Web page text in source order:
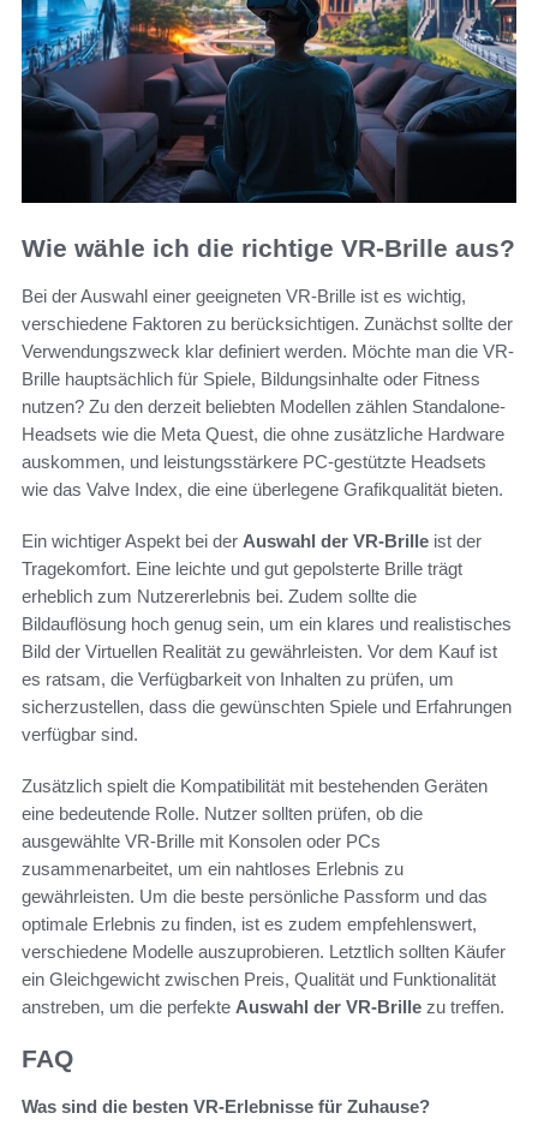
Wie wähle ich die richtige VR-Brille aus?
Bei der Auswahl einer geeigneten VR-Brille ist es wichtig,
verschiedene Faktoren zu berücksichtigen. Zunächst sollte der
Verwendungszweck klar definiert werden. Möchte man die VR-
Brille hauptsächlich für Spiele, Bildungsinhalte oder Fitness
nutzen? Zu den derzeit beliebten Modellen zählen Standalone-
Headsets wie die Meta Quest, die ohne zusätzliche Hardware
auskommen, und leistungsstärkere PC-gestützte Headsets
wie das Valve Index, die eine überlegene Grafikqualität bieten.
Ein wichtiger Aspekt bei der Auswahl der VR-Brille ist der
Tragekomfort. Eine leichte und gut gepolsterte Brille trägt
erheblich zum Nutzererlebnis bei. Zudem sollte die
Bildauflösung hoch genug sein, um ein klares und realistisches
Bild der Virtuellen Realität zu gewährleisten. Vor dem Kauf ist
es ratsam, die Verfügbarkeit von Inhalten zu prüfen, um
sicherzustellen, dass die gewünschten Spiele und Erfahrungen
verfügbar sind.
Zusätzlich spielt die Kompatibilität mit bestehenden Geräten
eine bedeutende Rolle. Nutzer sollten prüfen, ob die
ausgewählte VR-Brille mit Konsolen oder PCs
zusammenarbeitet, um ein nahtloses Erlebnis zu
gewährleisten. Um die beste persönliche Passform und das
optimale Erlebnis zu finden, ist es zudem empfehlenswert,
verschiedene Modelle auszuprobieren. Letztlich sollten Käufer
ein Gleichgewicht zwischen Preis, Qualität und Funktionalität
anstreben, um die perfekte Auswahl der VR-Brille zu treffen.
FAQ
Was sind die besten VR-Erlebnisse für Zuhause?